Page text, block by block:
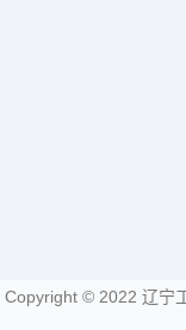
Copyright © 2022 辽宁